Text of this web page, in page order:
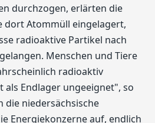
durchzogen, erlärten die
dort Atommüll eingelagert,
radioaktive Partikel nach
Menschen und Tiere
radioaktiv
als Endlager ungeeignet", so
die niedersächsische
Energiekonzerne auf, endlich